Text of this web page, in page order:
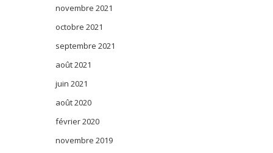
novembre 2021
octobre 2021
septembre 2021
août 2021
juin 2021
août 2020
février 2020
novembre 2019